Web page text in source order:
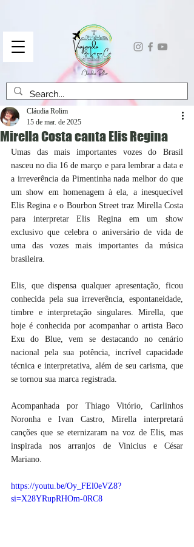
Mirella Costa canta Elis Regina
Cláudia Rolim
15 de mar. de 2025
Umas das mais importantes vozes do Brasil
nasceu no dia 16 de março e para lembrar a data e
a irreverência da Pimentinha nada melhor do que
um show em homenagem à ela, a inesquecível
Elis Regina e o Bourbon Street traz Mirella Costa
para interpretar Elis Regina em um show
exclusivo que celebra o aniversário de vida de
uma das vozes mais importantes da música
brasileira.
Elis, que dispensa qualquer apresentação, ficou
conhecida pela sua irreverência, espontaneidade,
timbre e interpretação singulares. Mirella, que
hoje é conhecida por acompanhar o artista Baco
Exu do Blue, vem se destacando no cenário
nacional pela sua potência, incrível capacidade
técnica e interpretativa, além de seu carisma, que
se tornou sua marca registrada.
Acompanhada por Thiago Vitório, Carlinhos
Noronha e Ivan Castro, Mirella interpretará
canções que se eternizaram na voz de Elis, mas
inspirada nos arranjos de Vinicius e César
Mariano.
https://youtu.be/Oy_FEl0eVZ8?
si=X28YRupRHOm-0RC8